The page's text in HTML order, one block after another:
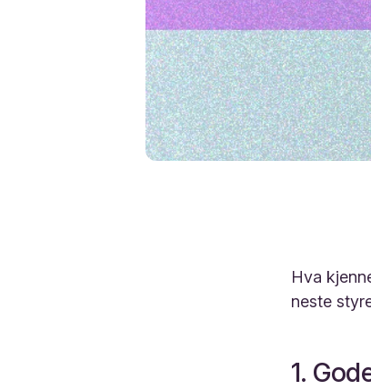
Hva
neste
1.